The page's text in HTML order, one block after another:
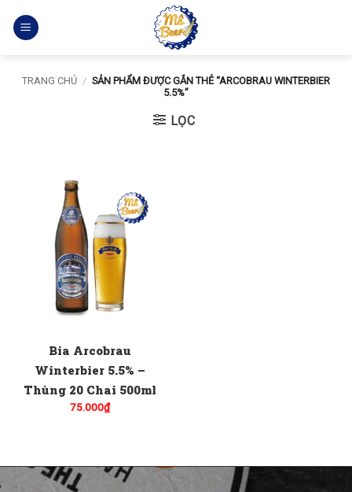
qua
TRANG CHỦ / SẢN PHẨM ĐƯỢC GẮN THẺ “ARCOBRAU WINTERBIER
5.5%”
LỌC
Bia Arcobrau
Winterbier 5.5% –
Thùng 20 Chai 500ml
75.000₫